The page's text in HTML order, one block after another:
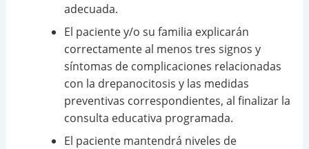
adecuada.
El paciente y/o su familia explicarán
correctamente al menos tres signos y
síntomas de complicaciones relacionadas
con la drepanocitosis y las medidas
preventivas correspondientes, al finalizar la
consulta educativa programada.
El paciente mantendrá niveles de